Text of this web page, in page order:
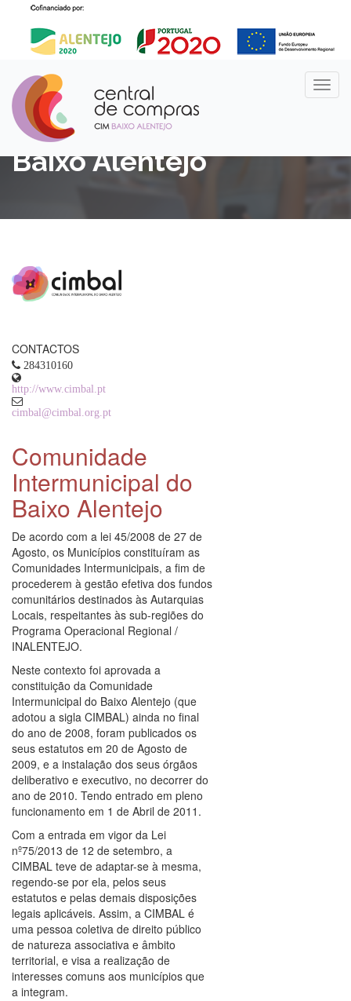
Entidades da CIM do
Baixo Alentejo
CONTACTOS
284310160
http://www.cimbal.pt
cimbal@cimbal.org.pt
Comunidade
Intermunicipal do
Baixo Alentejo
De acordo com a lei 45/2008 de 27 de
Agosto, os Municípios constituíram as
Comunidades Intermunicipais, a fim de
procederem à gestão efetiva dos fundos
comunitários destinados às Autarquias
Locais, respeitantes às sub-regiões do
Programa Operacional Regional /
INALENTEJO.
Neste contexto foi aprovada a
constituição da Comunidade
Intermunicipal do Baixo Alentejo (que
adotou a sigla CIMBAL) ainda no final
do ano de 2008, foram publicados os
seus estatutos em 20 de Agosto de
2009, e a instalação dos seus órgãos
deliberativo e executivo, no decorrer do
ano de 2010. Tendo entrado em pleno
funcionamento em 1 de Abril de 2011.
Com a entrada em vigor da Lei
nº75/2013 de 12 de setembro, a
CIMBAL teve de adaptar-se à mesma,
regendo-se por ela, pelos seus
estatutos e pelas demais disposições
legais aplicáveis. Assim, a CIMBAL é
uma pessoa coletiva de direito público
de natureza associativa e âmbito
territorial, e visa a realização de
interesses comuns aos municípios que
a integram.